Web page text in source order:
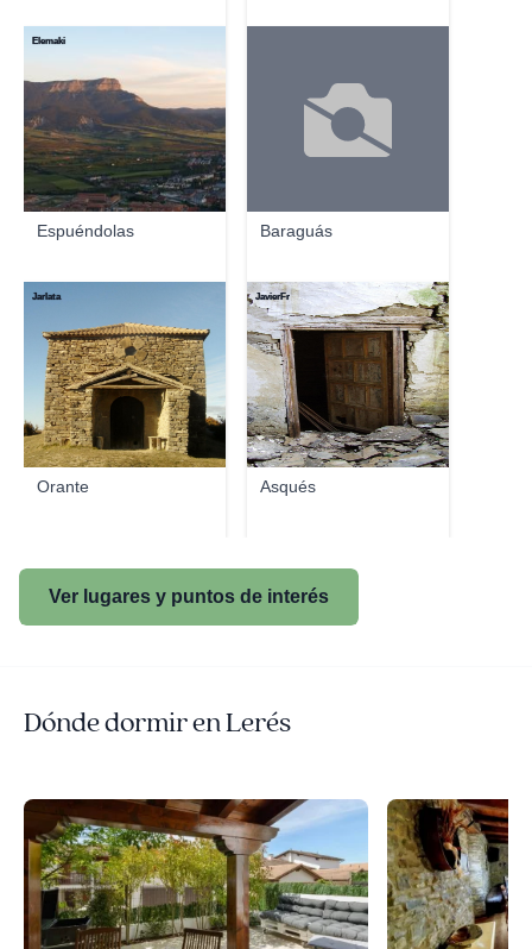
Espuéndolas
Elemaki
Baraguás
Orante
Jarlata
Asqués
JavierFr
Ver lugares y puntos de interés
Dónde dormir en Lerés